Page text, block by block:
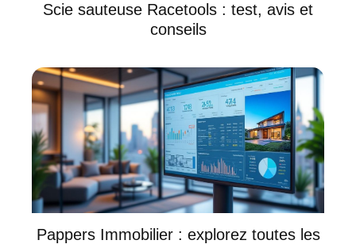
Scie sauteuse Racetools : test, avis et
conseils
Pappers Immobilier : explorez toutes les